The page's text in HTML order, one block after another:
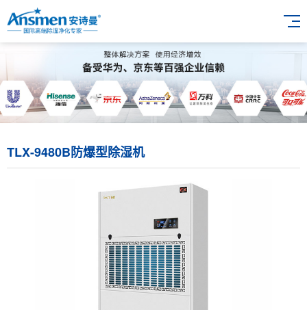
TLX-9480B防爆型除湿机